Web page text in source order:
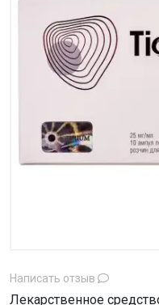
Написать отзыв
Лекарственное